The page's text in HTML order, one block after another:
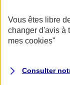
Vous êtes libre
changer d'avis à
mes cookies"
Consulter